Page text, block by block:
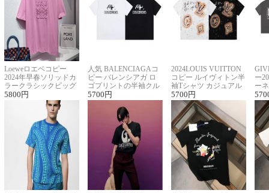
Loeweロエベコピー
2024年早春ソリッドカ
ラークラシックビッグ
ロゴ刺繍Tシャツ
5800 円
人気 BALENCIAGAコ
ピー バレンシアガ ロ
ゴプリントの半袖クル
ーネックTシャツ
5700 円
2024LOUIS VUITTON
コピー ルイヴィトン半
袖Tシャツ カジュアル
に馴染む 2色展開
5700 円
ー
ー
ー